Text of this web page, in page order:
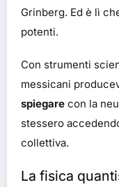
Grinberg. Ed è lì
potenti.
Con strumenti
messicani
spiegare con la
stessero
collettiva.
La fisica